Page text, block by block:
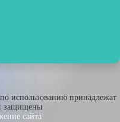
использованию принадлежат
защищены
сайта